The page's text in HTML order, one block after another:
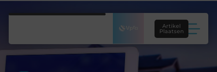
Artikel
Plaatsen